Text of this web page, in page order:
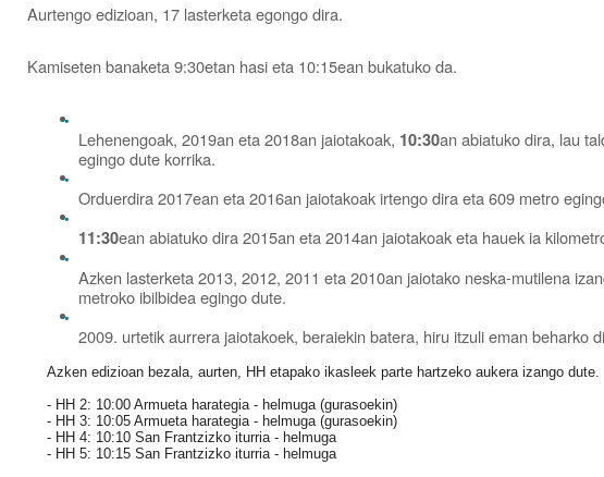
Aurtengo edizioan, 17 lasterketa egongo dira.
Kamiseten banaketa 9:30etan hasi eta 10:15ean bukatuko da.
Lehenengoak, 2019an eta 2018an jaiotakoak, 10:30an abiatuko dira, lau
egingo dute korrika.
Orduerdira 2017ean eta 2016an jaiotakoak irtengo dira eta 609 metro
11:30ean abiatuko dira 2015an eta 2014an jaiotakoak eta hauek ia
Azken lasterketa 2013, 2012, 2011 eta 2010an jaiotako neska-mutilena
metroko ibilbidea egingo dute.
2009. urtetik aurrera jaiotakoek, beraiekin batera, hiru itzuli eman beharko
Azken edizioan bezala, aurten, HH etapako ikasleek parte hartzeko aukera izango dute.
- HH 2: 10:00 Armueta harategia - helmuga (gurasoekin)
- HH 3: 10:05 Armueta harategia - helmuga (gurasoekin)
- HH 4: 10:10 San Frantzizko iturria - helmuga
- HH 5: 10:15 San Frantzizko iturria - helmuga